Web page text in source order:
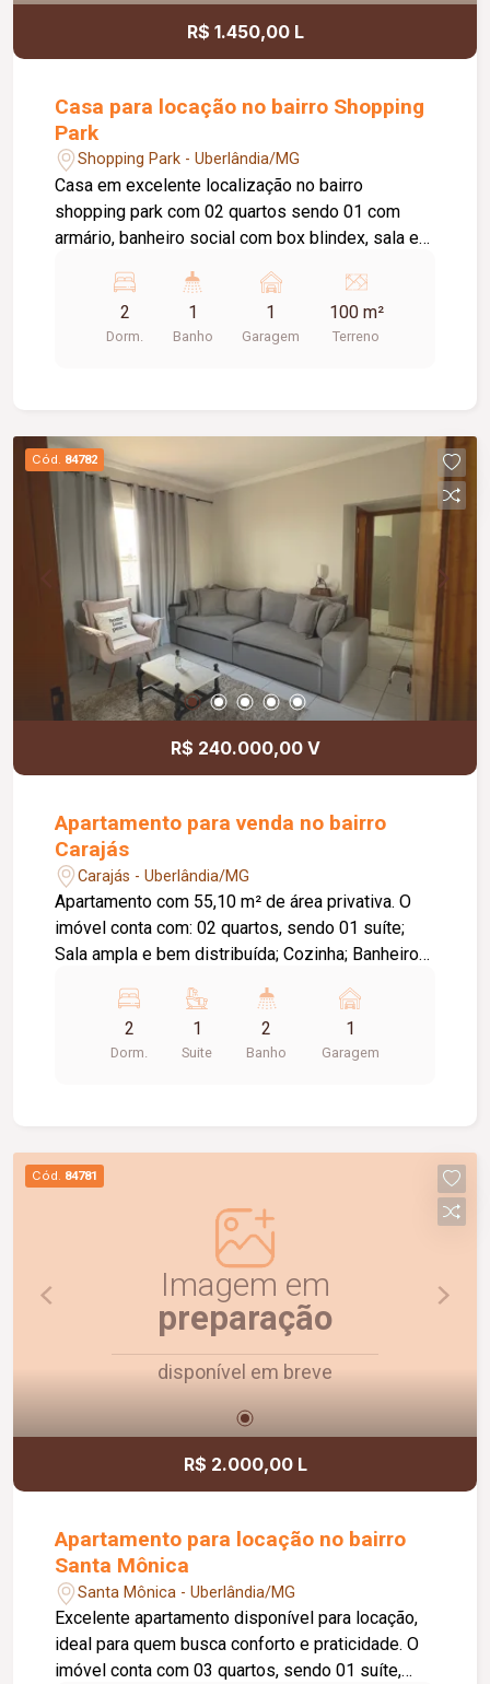
R$ 1.450,00 L
Casa para locação no bairro Shopping
Park
Shopping Park - Uberlândia/MG
Casa em excelente localização no bairro
shopping park com 02 quartos sendo 01 com
armário, banheiro social com box blindex, sala em
área de serviço, 01 vaga de garagem, câmeras de
segurança.
2
Dorm.
1
Banho
1
Garagem
100 m²
Terreno
Cód. 84782
R$ 240.000,00 V
Apartamento para venda no bairro
Carajás
Carajás - Uberlândia/MG
Apartamento com 55,10 m² de área privativa. O
imóvel conta com: 02 quartos, sendo 01 suíte;
Sala ampla e bem distribuída; Cozinha; Banheiro
Completo em armários planejados nos quartos,
cozinha e banheiros; Localizado no 2º andar,
proporcionando boa ventilação e iluminação
2
Dorm.
1
Suite
2
Banho
1
Garagem
Cód. 84781
Imagem em
preparação
disponível em breve
R$ 2.000,00 L
Apartamento para locação no bairro
Santa Mônica
Santa Mônica - Uberlândia/MG
Excelente apartamento disponível para locação,
ideal para quem busca conforto e praticidade. O
imóvel conta com 03 quartos, sendo 01 suíte,